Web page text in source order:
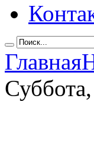
Главная